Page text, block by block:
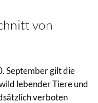
von
September gilt die
lebender Tiere und
verboten